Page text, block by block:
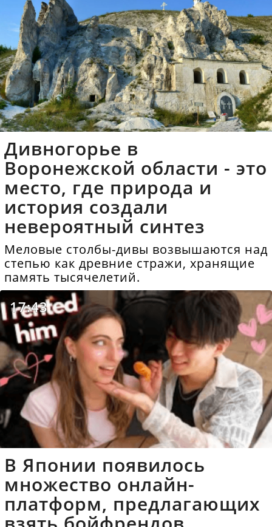
Дивногорье в
Воронежской области - это
место, где природа и
история создали
невероятный синтез
Меловые столбы-дивы возвышаются над
степью как древние стражи, хранящие
память тысячелетий.
17:43
В Японии появилось
множество онлайн-
платформ, предлагающих